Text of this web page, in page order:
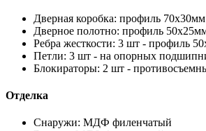
Дверная коробка: профиль 70х30мм
Дверное полотно: профиль
Ребра жесткости: 3 шт - профиль
Петли: 3 шт - на опорных
Блокираторы: 2 шт -
Отделка
Снаружи: МДФ филенчатый